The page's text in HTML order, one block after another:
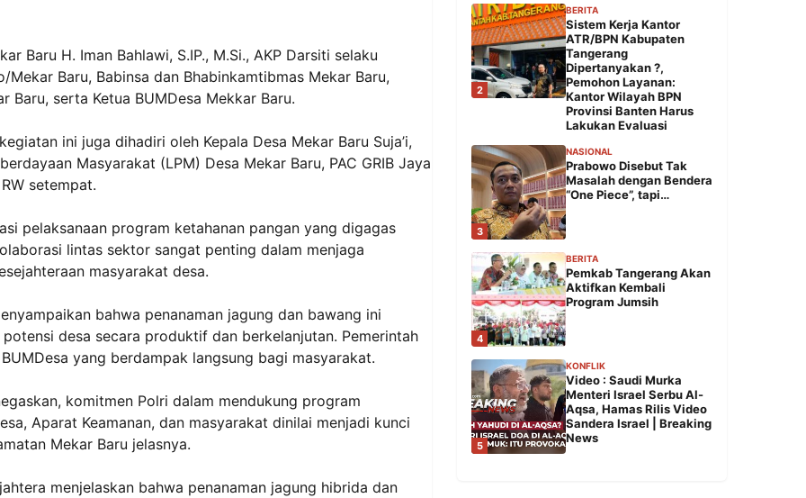
Baru H. Iman Bahlawi, S.IP., M.Si., AKP Darsiti selaku
Baru, Babinsa dan Bhabinkamtibmas Mekar Baru,
Baru, serta Ketua BUMDesa Mekkar Baru.
ini juga dihadiri oleh Kepala Desa Mekar Baru Suja’i,
Masyarakat (LPM) Desa Mekar Baru, PAC GRIB Jaya
setempat.
pelaksanaan program ketahanan pangan yang digagas
lintas sektor sangat penting dalam menjaga
masyarakat desa.
bahwa penanaman jagung dan bawang ini
desa secara produktif dan berkelanjutan. Pemerintah
yang berdampak langsung bagi masyarakat.
komitmen Polri dalam mendukung program
Aparat Keamanan, dan masyarakat dinilai menjadi kunci
Mekar Baru jelasnya.
menjelaskan bahwa penanaman jagung hibrida dan
2
BERITA
Sistem Kerja Kantor
ATR/BPN Kabupaten
Tangerang
Dipertanyakan ?,
Pemohon Layanan:
Kantor Wilayah BPN
Provinsi Banten Harus
Lakukan Evaluasi
3
NASIONAL
Prabowo Disebut Tak
Masalah dengan Bendera
“One Piece”, tapi…
4
BERITA
Pemkab Tangerang Akan
Aktifkan Kembali
Program Jumsih
5
KONFLIK
Video : Saudi Murka
Menteri Israel Serbu Al-
Aqsa, Hamas Rilis Video
Sandera Israel | Breaking
News